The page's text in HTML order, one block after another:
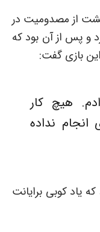
وی پس از بازگشت از مصدومیت در
کسب کرد و پس از آن بود که
بازی گفت:
هیچ کار
نداده
یاد کوبی برایانت